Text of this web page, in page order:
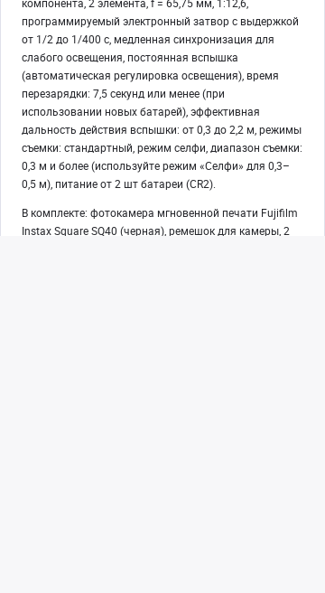
программируемый электронный затвор с выдержкой
от 1/2 до 1/400 с, медленная синхронизация для
слабого освещения, постоянная вспышка
(автоматическая регулировка освещения), время
перезарядки: 7,5 секунд или менее (при
использовании новых батарей), эффективная
дальность действия вспышки: от 0,3 до 2,2 м, режимы
съемки: стандартный, режим селфи, диапазон съемки:
0,3 м и более (используйте режим «Селфи» для 0,3–
0,5 м), питание от 2 шт батареи (CR2).
В комплекте: фотокамера мгновенной печати Fujifilm
Instax Square SQ40 (черная), ремешок для камеры, 2